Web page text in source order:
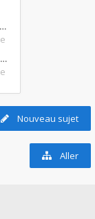
Vous mangez quoi pour récupérer après une grosse journée de moto ?
Organiser une soirée d'été qui claque : vos bons plans matos ?
Nouveau sujet
Aller